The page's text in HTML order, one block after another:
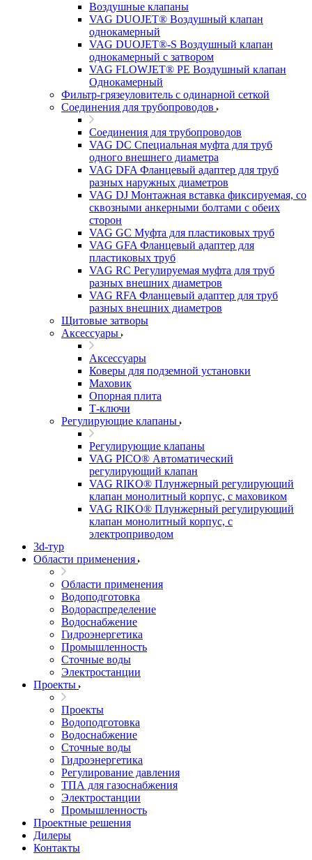
Воздушные клапаны
VAG DUOJET® Воздушный клапан
однокамерный
VAG DUOJET®-S Воздушный клапан
однокамерный с затвором
VAG FLOWJET® PE Воздушный клапан
Однокамерный
Фильтр-грязеуловитель с одинарной сеткой
Соединения для трубопроводов
Соединения для трубопроводов
VAG DC Специальная муфта для труб
одного внешнего диаметра
VAG DFA Фланцевый адаптер для труб
разных наружных диаметров
VAG DJ Монтажная вставка фиксируемая, со
сквозными анкерными болтами с обеих
сторон
VAG GC Муфта для пластиковых труб
VAG GFA Фланцевый адаптер для
пластиковых труб
VAG RC Регулируемая муфта для труб
разных внешних диаметров
VAG RFA Фланцевый адаптер для труб
разных внешних диаметров
Щитовые затворы
Аксессуары
Аксессуары
Коверы для подземной установки
Маховик
Опорная плита
Т-ключи
Регулирующие клапаны
Регулирующие клапаны
VAG PICO® Автоматический
регулирующий клапан
VAG RIKO® Плунжерный регулирующий
клапан монолитный корпус, с маховиком
VAG RIKO® Плунжерный регулирующий
клапан монолитный корпус, с
электроприводом
3d-тур
Области применения
Области применения
Водоподготовка
Водораспределение
Водоснабжение
Гидроэнергетика
Промышленность
Сточные воды
Электростанции
Проекты
Проекты
Водоподготовка
Водоснабжение
Сточные воды
Гидроэнергетика
Регулирование давления
ТПА для газоснабжения
Электростанции
Промышленность
Проектные решения
Дилеры
Контакты